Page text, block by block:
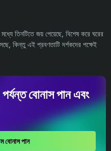
তিনটিতে জয় পেয়েছে, বিশেষ করে ঘরের
কিন্তু এই প্রবণতাটি দর্শকদের পক্ষেই
পর্যন্ত বোনাস পান এবং
পান